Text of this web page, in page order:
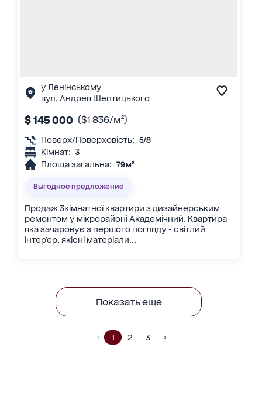
у Ленінському
вул. Андрея Шептицького
$ 145 000 ($1 836/м²)
Поверх/Поверховість: 5/8
Кімнат: 3
Площа загальна: 79 м²
Выгодное предложение
Продаж 3кімнатної квартири з дизайнерським
ремонтом у мікрорайоні Академічний. Квартира
яка зачаровує з першого погляду - світлий
інтер'єр, якісні матеріали...
Показать еще
1 2 3